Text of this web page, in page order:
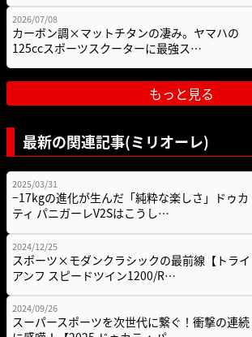
2026/07/08
カーボン調×マットチタンの凄み。ヤマハの
125ccスポーツスクーターに最強ス…
もっと見る
最新の関連記事(ミリオーレ)
2025/03/31
−17kgの進化が生んだ「純粋な楽しさ」ドゥカ
ティ パニガーレV2Sはこうし…
2024/12/25
スポーツ×モダンクラシックの最前線【トライ
アンフ スピードツイン1200/R…
2024/09/26
スーパースポーツを次世代に繋ぐ！衝撃の連続